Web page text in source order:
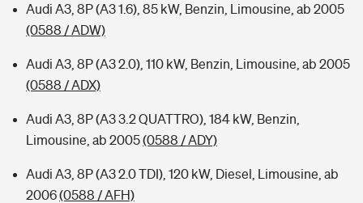
Audi A3, 8P (A3 1.6), 85 kW, Benzin, Limousine, ab 2005
(0588 / ADW)
Audi A3, 8P (A3 2.0), 110 kW, Benzin, Limousine, ab 2005
(0588 / ADX)
Audi A3, 8P (A3 3.2 QUATTRO), 184 kW, Benzin,
Limousine, ab 2005(0588 / ADY)
Audi A3, 8P (A3 2.0 TDI), 120 kW, Diesel, Limousine, ab
2006(0588 / AFH)